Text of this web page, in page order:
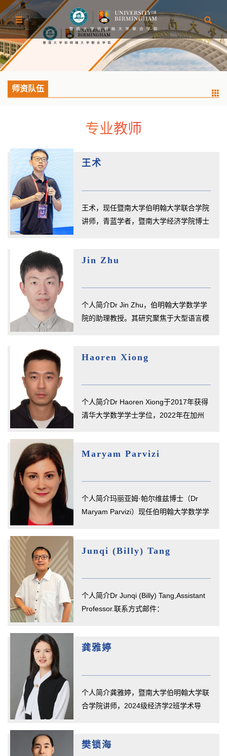
师资队伍
专业教师
王术
王术，现任暨南大学伯明翰大学联合学院
讲师，青蓝学者，暨南大学经济学院博士
Jin Zhu
个人简介Dr Jin Zhu，伯明翰大学数学学
院的助理教授。其研究聚焦于大型语言模
Haoren Xiong
个人简介Dr Haoren Xiong于2017年获得
清华大学数学学士学位，2022年在加州
Maryam Parvizi
个人简介玛丽亚姆·帕尔维兹博士（Dr
Maryam Parvizi）现任伯明翰大学数学学
Junqi (Billy) Tang
个人简介Dr Junqi (Billy) Tang,Assistant
Professor.联系方式邮件：
龚雅婷
个人简介龚雅婷，暨南大学伯明翰大学联
合学院讲师，2024级经济学2班学术导
樊锁海